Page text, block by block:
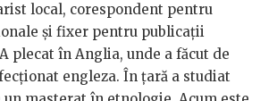
local, corespondent pentru
și fixer pentru publicații
plecat în Anglia, unde a făcut de
engleza. În țară a studiat